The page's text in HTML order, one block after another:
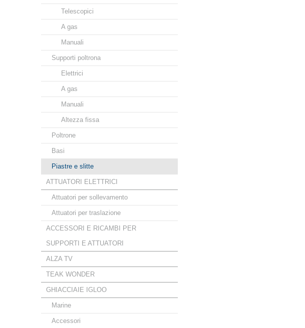
Telescopici
A gas
Manuali
Supporti poltrona
Elettrici
A gas
Manuali
Altezza fissa
Poltrone
Basi
Piastre e slitte
ATTUATORI ELETTRICI
Attuatori per sollevamento
Attuatori per traslazione
ACCESSORI E RICAMBI PER
SUPPORTI E ATTUATORI
ALZA TV
TEAK WONDER
GHIACCIAIE IGLOO
Marine
Accessori